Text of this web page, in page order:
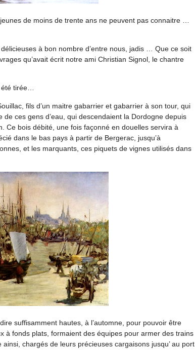
de moins de trente ans ne peuvent pas connaitre …
à bon nombre d’entre nous, jadis … Que ce soit
qu’avait écrit notre ami Christian Signol, le chantre
été tirée…
fils d’un maitre gabarrier et gabarrier à son tour, qui
ces gens d’eau, qui descendaient la Dordogne depuis
Ce bois débité, une fois façonné en douelles servira à
dans le bas pays à partir de Bergerac, jusqu’à
et les marquants, ces piquets de vignes utilisés dans
suffisamment hautes, à l’automne, pour pouvoir être
à fonds plats, formaient des équipes pour armer des trains
chargés de leurs précieuses cargaisons jusqu’ au port